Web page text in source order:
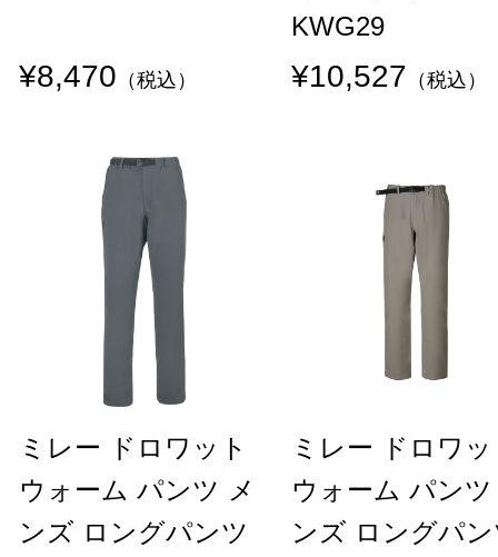
¥8,470 （税込）
KWG29
¥10,527 （税込）
ミレー ドロワット
ウォーム パンツ メ
ンズ ロングパンツ
ミレー ドロワ
ウォーム パン
ンズ ロングパ